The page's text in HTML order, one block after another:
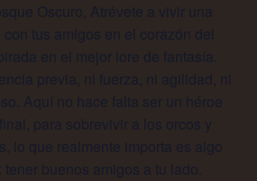
Oscuro, Atrévete a vivir una
tus amigos en el corazón del
en el mejor lore de fantasía.
previa, ni fuerza, ni agilidad, ni
Aquí no hace falta ser un héroe
para sobrevivir a los orcos y
lo que realmente importa es algo
tener buenos amigos a tu lado.